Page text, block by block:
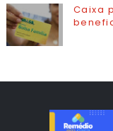
Caixa